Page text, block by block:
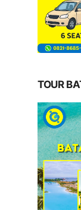
TOUR